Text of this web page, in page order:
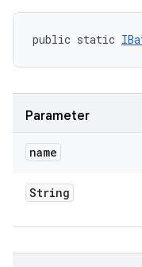
public static
Parameter
name
String